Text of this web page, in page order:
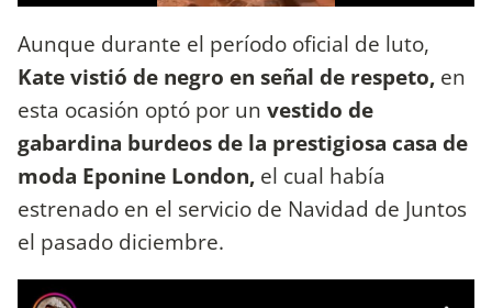
Aunque durante el período oficial de luto,
Kate vistió de negro en señal de respeto, en
esta ocasión optó por un vestido de
gabardina burdeos de la prestigiosa casa de
moda Eponine London, el cual había
estrenado en el servicio de Navidad de Juntos
el pasado diciembre.